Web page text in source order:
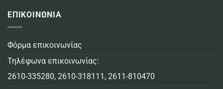
ΕΠΙΚΟΙΝΩΝΙΑ
Φόρμα επικοινωνίας
Τηλέφωνα επικοινωνίας:
2610-335280, 2610-318111 , 2611-810470